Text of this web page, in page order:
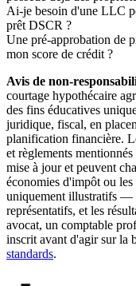
Ai-je besoin d'une LLC
prêt DSCR ?
Une pré-approbation de
mon score de crédit ?
Avis de non-
courtage hypothécaire
des fins éducatives
juridique, fiscal, en
planification financière.
et règlements
mise à jour et peuvent
économies d'impôt ou les
uniquement illustratifs —
représentatifs, et les
avocat, un comptable
inscrit avant d'agir sur la
standards.